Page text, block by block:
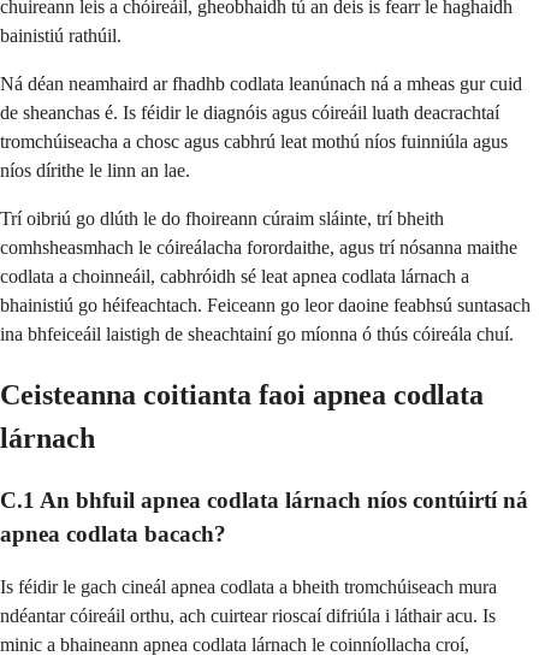
chuireann leis a chóireáil, gheobhaidh tú an deis is fearr le haghaidh
bainistiú rathúil.
Ná déan neamhaird ar fhadhb codlata leanúnach ná a mheas gur cuid
de sheanchas é. Is féidir le diagnóis agus cóireáil luath deacrachtaí
tromchúiseacha a chosc agus cabhrú leat mothú níos fuinniúla agus
níos dírithe le linn an lae.
Trí oibriú go dlúth le do fhoireann cúraim sláinte, trí bheith
comhsheasmhach le cóireálacha forordaithe, agus trí nósanna maithe
codlata a choinneáil, cabhróidh sé leat apnea codlata lárnach a
bhainistiú go héifeachtach. Feiceann go leor daoine feabhsú suntasach
ina bhfeiceáil laistigh de sheachtainí go míonna ó thús cóireála chuí.
Ceisteanna coitianta faoi apnea codlata
lárnach
C.1 An bhfuil apnea codlata lárnach níos contúirtí ná
apnea codlata bacach?
Is féidir le gach cineál apnea codlata a bheith tromchúiseach mura
ndéantar cóireáil orthu, ach cuirtear rioscaí difriúla i láthair acu. Is
minic a bhaineann apnea codlata lárnach le coinníollacha croí,